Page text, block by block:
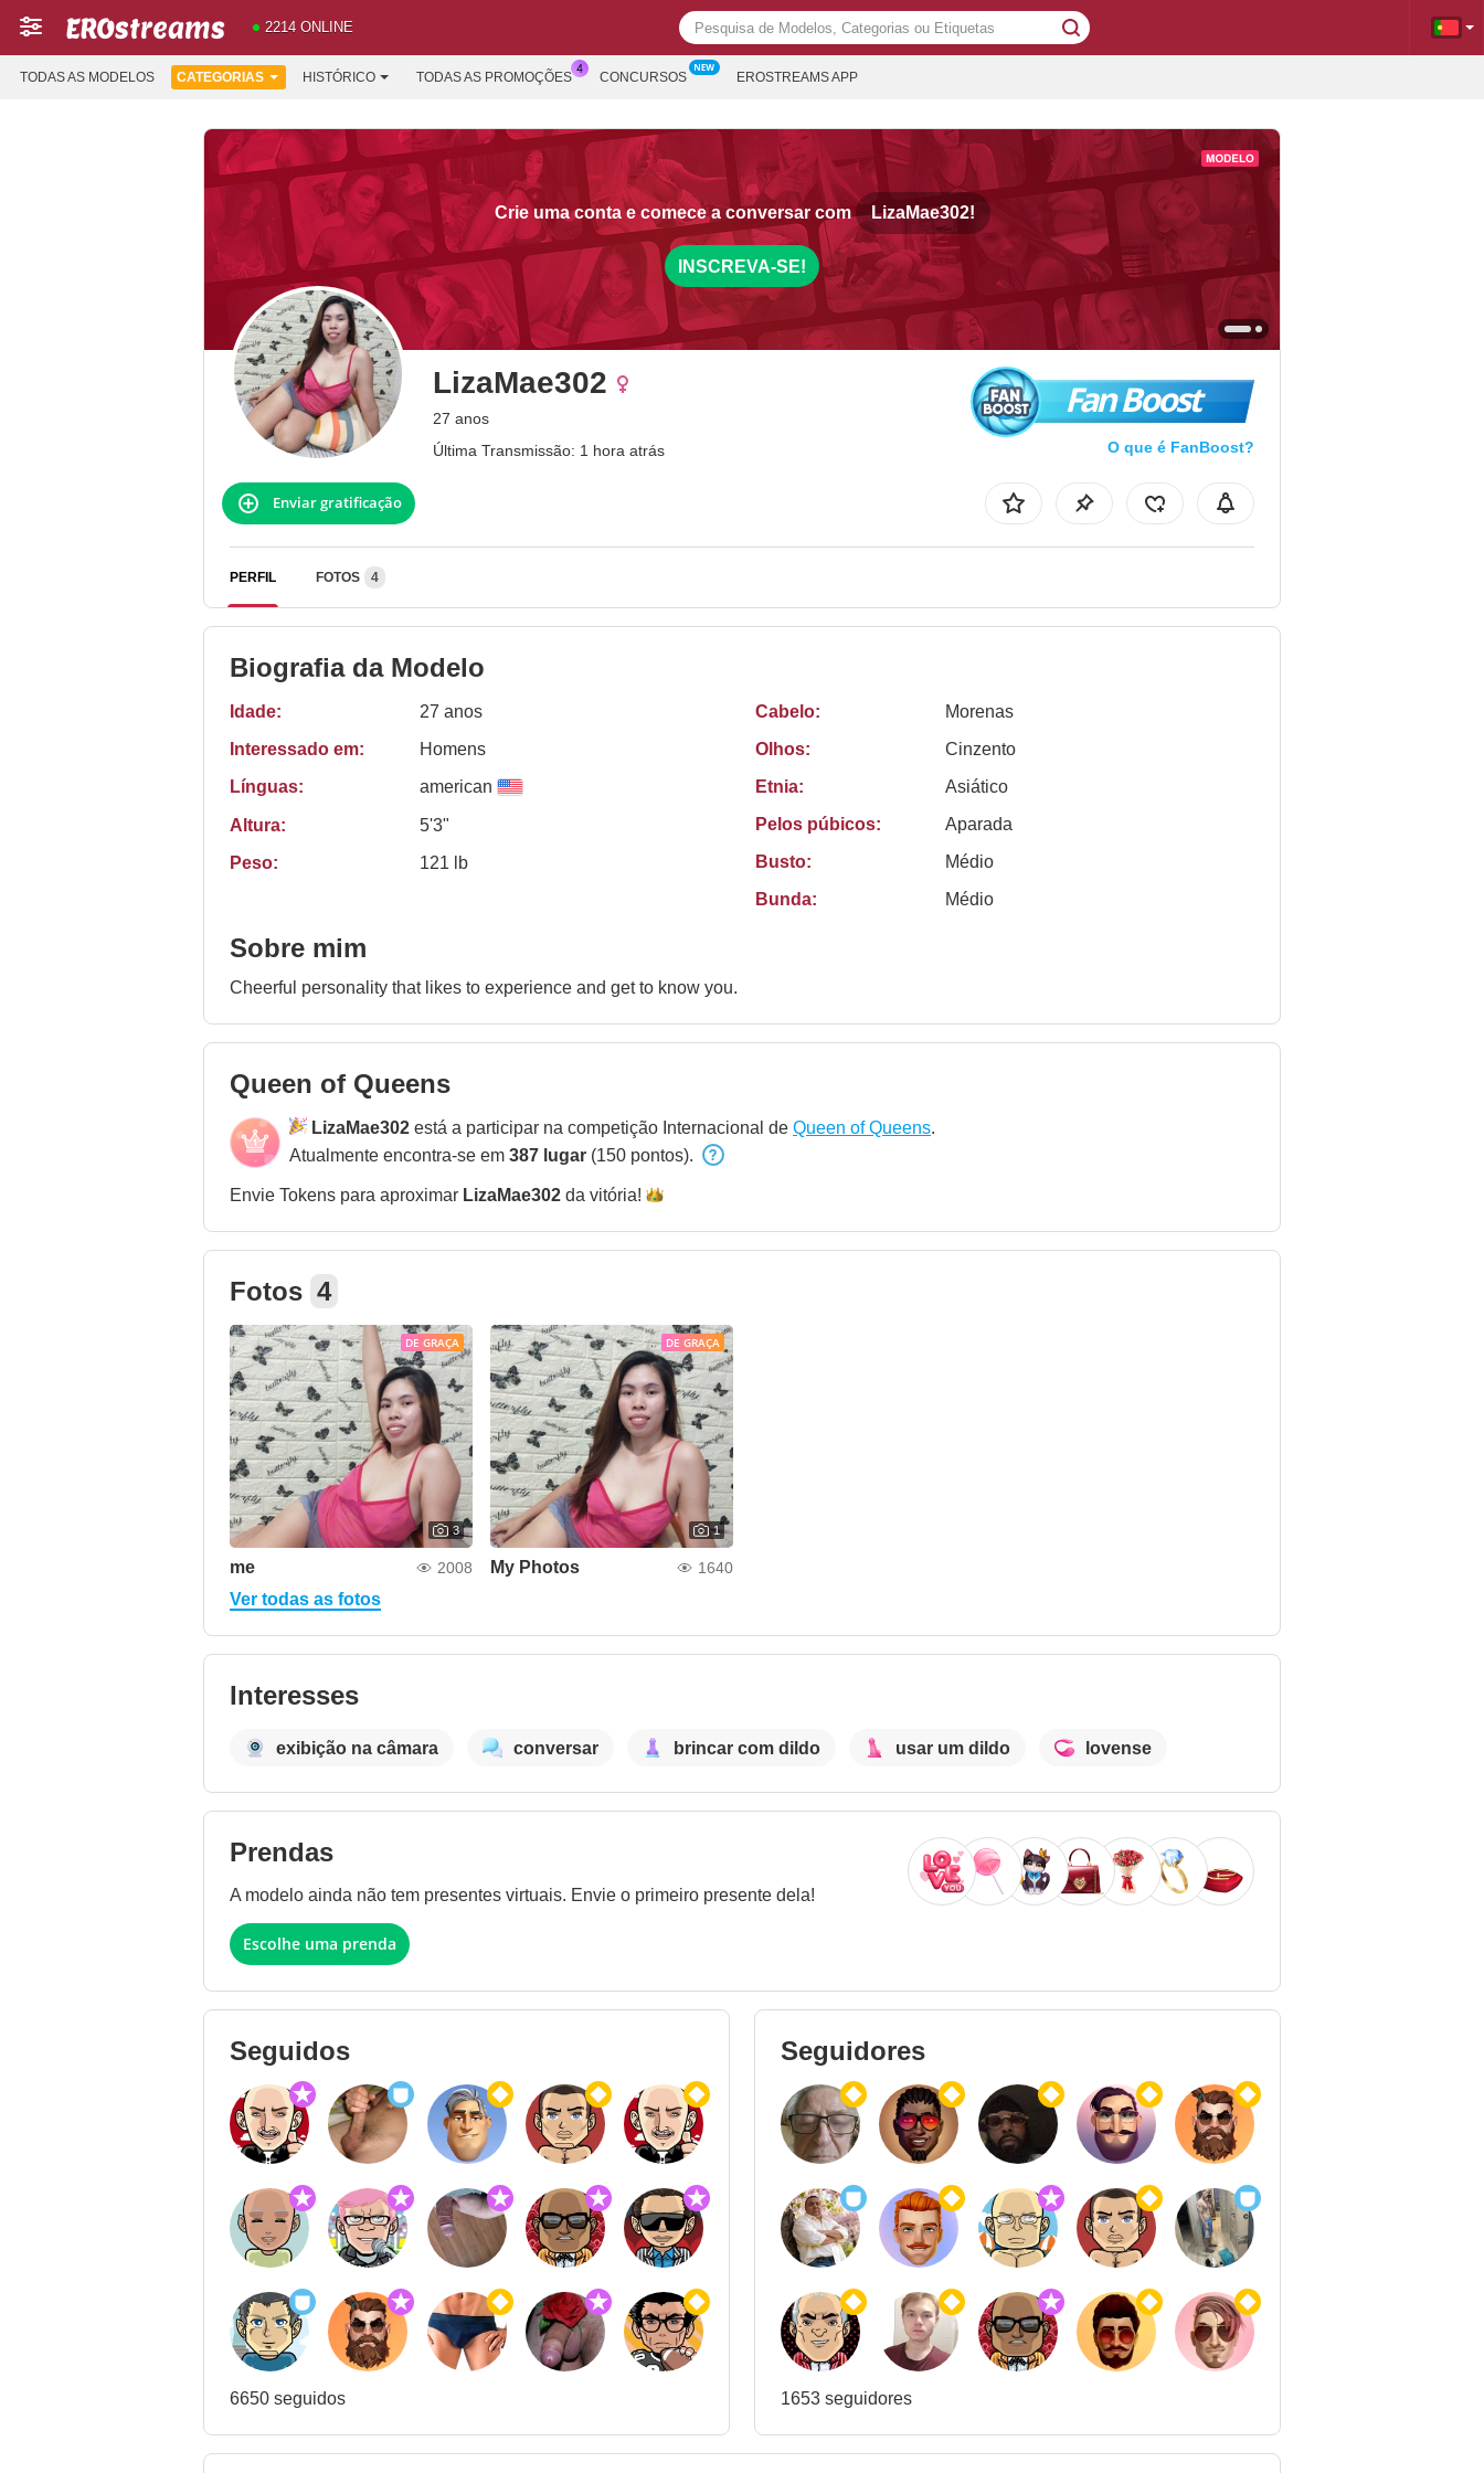
2214 ONLINE
TODAS AS MODELOS CATEGORIAS HISTÓRICO TODAS AS PROMOÇÕES CONCURSOS EROSTREAMS APP
Crie uma conta e comece a conversar com LizaMae302!
INSCREVA-SE!
LizaMae302
27 anos
Última Transmissão: 1 hora atrás
Fan Boost
O que é FanBoost?
Enviar gratificação
PERFIL FOTOS 4
Biografia da Modelo
Idade:
27 anos
Interessado em:
Homens
Línguas:
american
Altura:
5'3"
Peso:
121 lb
Cabelo:
Morenas
Olhos:
Cinzento
Etnia:
Asiático
Pelos púbicos:
Aparada
Busto:
Médio
Bunda:
Médio
Sobre mim
Cheerful personality that likes to experience and get to know you.
Queen of Queens
LizaMae302 está a participar na competição Internacional de Queen of Queens.
Atualmente encontra-se em 387 lugar (150 pontos).
Envie Tokens para aproximar LizaMae302 da vitória!
Fotos 4
DE GRAÇA
3
me 2008
DE GRAÇA
1
My Photos 1640
Ver todas as fotos
Interesses
exibição na câmara conversar brincar com dildo usar um dildo lovense
Prendas
A modelo ainda não tem presentes virtuais. Envie o primeiro presente dela!
Escolhe uma prenda
Seguidos
6650 seguidos
Seguidores
1653 seguidores